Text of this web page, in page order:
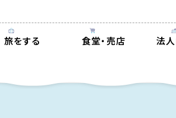
旅をする 食堂・売店 法